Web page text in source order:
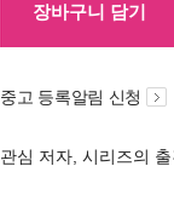
장바구니 담기
중고 등록알림 신청
관심 저자, 시리즈의